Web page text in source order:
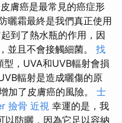
膚癌是最常見的癌症形
曬霜最終是我們真正使用
到了熱水瓶的作用，因
並且不會接觸細菌。 找
，UVA和UVB輻射會損
輻射是造成曬傷的原
加了皮膚癌的風險。 士
撿骨 近視 幸運的是，我
以防曬，因為它足以容納